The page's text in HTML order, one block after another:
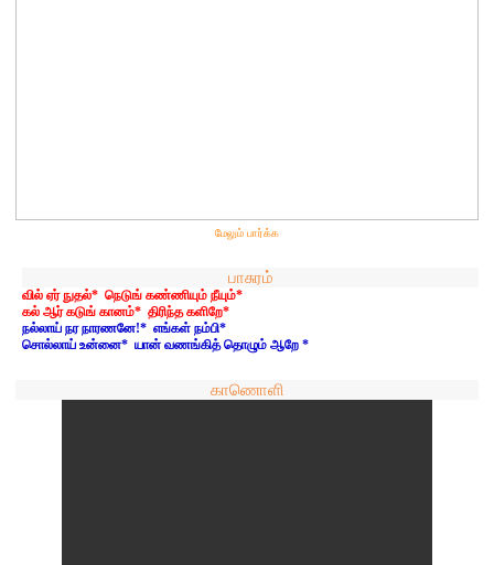
மேலும் பார்க்க
பாசுரம்
வில் ஏர் நுதல்* நெடுங் கண்ணியும் நீயும்*
கல் ஆர் கடுங் கானம்* திரிந்த களிறே*
நல்லாய் நர நாரணனே!* எங்கள் நம்பி*
சொல்லாய் உன்னை* யான் வணங்கித் தொழும் ஆறே *
காணொளி